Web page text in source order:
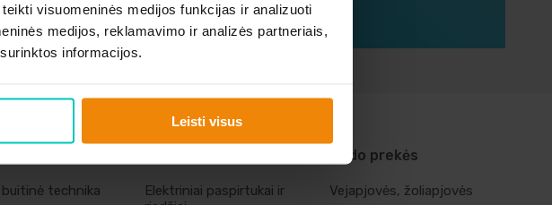
visuomeninės medijos funkcijas ir analizuoti
medijos, reklamavimo ir analizės partneriais,
informacijos.
Leisti visus
buitinė technika
Elektriniai paspirtukai ir
Sodo prekės
Vejapjovės, žoliapjovės